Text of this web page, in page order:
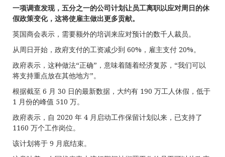
一项调查发现，五分之一的公司计划让员工离职以应对周日的休
假政策变化，这将使雇主做出更多贡献。
英国商会表示，需要额外的培训来应对预计的数千人裁员。
从周日开始，政府支付的工资减少到 60%，雇主支付 20%。
政府表示，这种做法“正确”，意味着随着经济复苏，“我们可以
将支持重点放在其他地方”。
根据截至 6 月 30 日的最新数据，大约有 190 万工人休假，低于
1 月份的峰值 510 万。
政府表示，自 2020 年 4 月启动工作保留计划以来，已支持了
1160 万个工作岗位。
该计划将于 9 月底结束。